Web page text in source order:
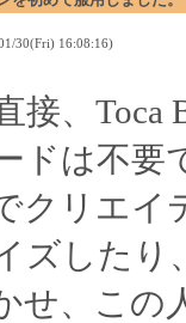
30(Fri) 16:08:16)
接、Toca
ドは不要
クリエイ
ズしたり
せ、この